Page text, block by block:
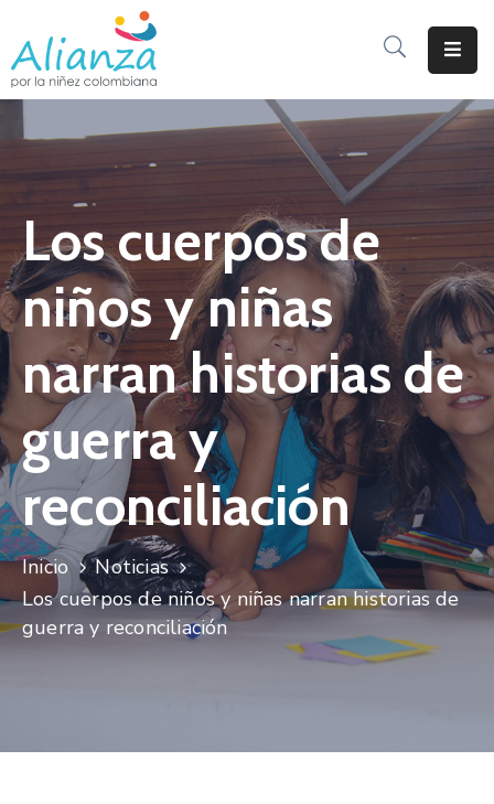
Inicio
La
Alianza
Documentos
Prensa
Sé
De
Alianza
Participación
De
Niñez
Contáctanos
Los cuerpos de
niños y niñas
narran historias de
guerra y
reconciliación
Inicio
Noticias
Los cuerpos de niños y niñas narran historias de
guerra y reconciliación